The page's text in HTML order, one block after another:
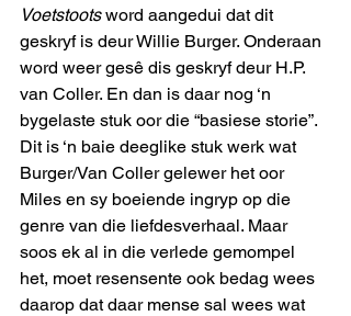
Voetstoots word aangedui dat dit
geskryf is deur Willie Burger. Onderaan
word weer gesê dis geskryf deur H.P.
van Coller. En dan is daar nog ‘n
bygelaste stuk oor die “basiese storie”.
Dit is ‘n baie deeglike stuk werk wat
Burger/Van Coller gelewer het oor
Miles en sy boeiende ingryp op die
genre van die liefdesverhaal. Maar
soos ek al in die verlede gemompel
het, moet resensente ook bedag wees
daarop dat daar mense sal wees wat